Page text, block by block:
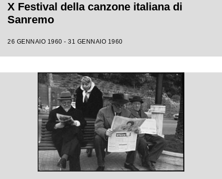
X Festival della canzone italiana di
Sanremo
26 GENNAIO 1960 - 31 GENNAIO 1960